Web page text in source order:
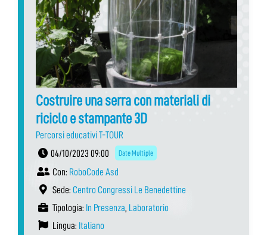
Costruire una serra con materiali di
riciclo e stampante 3D
Percorsi educativi T-TOUR
04/10/2023 09:00
Date Multiple
Con: RoboCode Asd
Sede: Centro Congressi Le Benedettine
Tipologia: In Presenza, Laboratorio
Lingua: Italiano